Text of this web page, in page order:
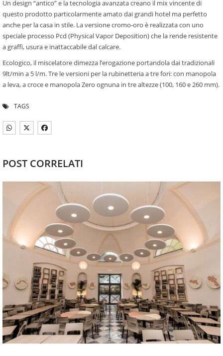
Un design “antico” e la tecnologia avanzata creano il mix vincente di
questo prodotto particolarmente amato dai grandi hotel ma perfetto
anche per la casa in stile. La versione cromo-oro è realizzata con uno
speciale processo Pcd (Physical Vapor Deposition) che la rende resistente
a graffi, usura e inattaccabile dal calcare.
Ecologico, il miscelatore dimezza l’erogazione portandola dai tradizionali
9lt/min a 5 l/m. Tre le versioni per la rubinetteria a tre fori: con manopola
a leva, a croce e manopola Zero ognuna in tre altezze (100, 160 e 260 mm).
TAGS
POST CORRELATI